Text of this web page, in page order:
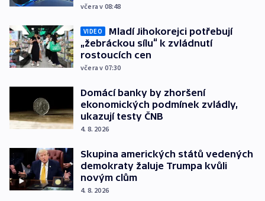
včera v 08:48
VIDEO
Mladí Jihokorejci potřebují
„žebráckou sílu“ k zvládnutí
rostoucích cen
včera v 07:30
Domácí banky by zhoršení
ekonomických podmínek zvládly,
ukazují testy ČNB
4. 8. 2026
Skupina amerických států vedených
demokraty žaluje Trumpa kvůli
novým clům
4. 8. 2026